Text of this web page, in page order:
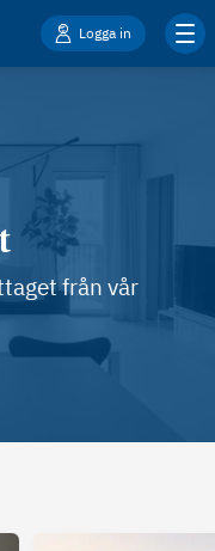
Logga in
från vår